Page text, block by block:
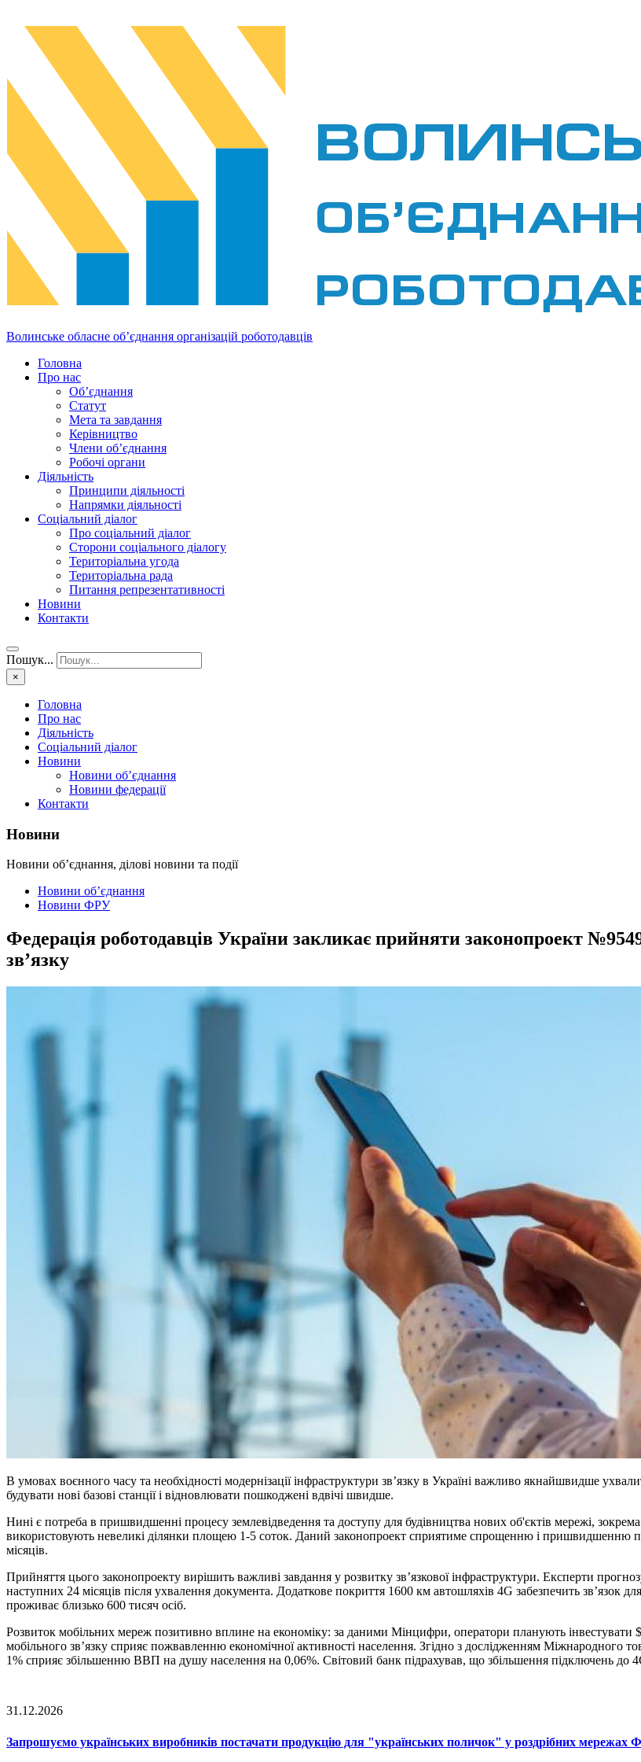
Волинське обласне об’єднання організацій роботодавців
Головна
Про нас
Об’єднання
Статут
Мета та завдання
Керівництво
Члени об’єднання
Робочі органи
Діяльність
Принципи діяльності
Напрямки діяльності
Соціальний діалог
Про соціальний діалог
Сторони соціального діалогу
Територіальна угода
Територіальна рада
Питання репрезентативності
Новини
Контакти
Пошук...
×
Головна
Про нас
Діяльність
Соціальний діалог
Новини
Новини об’єднання
Новини федерації
Контакти
Новини
Новини об’єднання, ділові новини та події
Новини об’єднання
Новини ФРУ
Федерація роботодавців України закликає прийняти законопроект
зв’язку
В умовах воєнного часу та необхідності модернізації інфраструктури зв’язку в Україні важливо якнайшвидше
будувати нові базові станції і відновлювати пошкоджені вдвічі швидше.
Нині є потреба в пришвидшенні процесу землевідведення та доступу для будівництва нових об'єктів мережі,
використовують невеликі ділянки площею 1-5 соток. Даний законопроект сприятиме спрощенню і пришвидшенню
місяців.
Прийняття цього законопроекту вирішить важливі завдання у розвитку зв’язкової інфраструктури. Експерти
наступних 24 місяців після ухвалення документа. Додаткове покриття 1600 км автошляхів 4G забезпечить зв’язок
проживає близько 600 тисяч осіб.
Розвиток мобільних мереж позитивно вплине на економіку: за даними Мінцифри, оператори планують інвестувати
мобільного зв’язку сприяє пожвавленню економічної активності населення. Згідно з дослідженням Міжнародного
1% сприяє збільшенню ВВП на душу населення на 0,06%. Світовий банк підрахував, що збільшення підключень до
31.12.2026
Запрошуємо українських виробників постачати продукцію для "українських поличок" у роздрібних мережах